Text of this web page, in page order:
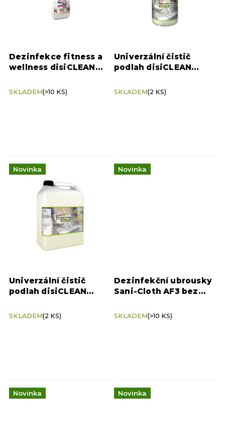
Sani-Cloth AF3
t
ů
Dezinfekce fitness a
wellness disiCLEAN
bezchlorová ochrana
SKLADEM(>10 KS)
Univerzální čistič
podlah disiCLEAN
SKLADEM(2 KS)
Novinka
Univerzální čistič
podlah disiCLEAN
SKLADEM(2 KS)
Novinka
Dezinfekční ubrousky
Sani-Cloth AF3 bez
SKLADEM(>10 KS)
Novinka Novinka